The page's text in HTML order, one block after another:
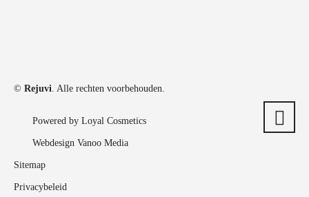
© Rejuvi . Alle rechten voorbehouden.
Powered by Loyal Cosmetics
Webdesign Vanoo Media
Sitemap
Privacybeleid